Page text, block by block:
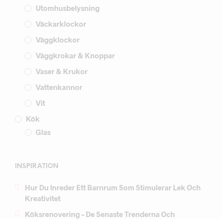
Utomhusbelysning
Väckarklockor
Väggklockor
Väggkrokar & Knoppar
Vaser & Krukor
Vattenkannor
Vit
Kök
Glas
INSPIRATION
Hur Du Inreder Ett Barnrum Som Stimulerar Lek Och
Kreativitet
Köksrenovering – De Senaste Trenderna Och